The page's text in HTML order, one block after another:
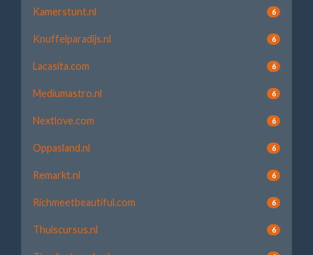
Kamerstunt.nl 6
Knuffelparadijs.nl 6
Lacasita.com 6
Mediumastro.nl 6
Nextlove.com 6
Oppasland.nl 6
Remarkt.nl 6
Richmeetbeautiful.com 6
Thuiscursus.nl 6